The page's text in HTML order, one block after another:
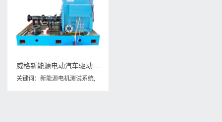
威格新能源电动汽车驱动电机综合测试系统 性能耐久测试台架 型式试验台
关键词： 新能源电机测试系统,